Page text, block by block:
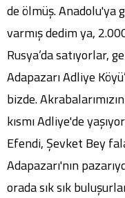
de ölmüş. Anadolu'ya
varmış dedim ya,
Rusya’da satıyorlar,
Adapazarı Adliye
bizde.
kısmı Adliye'de
Efendi, Şevket Bey
Adapazarı'nın
orada sık sık